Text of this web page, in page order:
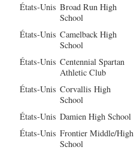
États-Unis Broad Run High
School
États-Unis Camelback High
School
États-Unis Centennial Spartan
Athletic Club
États-Unis Corvallis High
School
États-Unis Damien High School
États-Unis Frontier Middle/High
School